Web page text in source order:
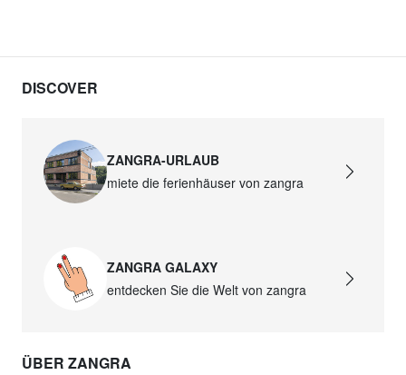
DISCOVER
ZANGRA-URLAUB
miete die ferienhäuser von zangra
ZANGRA GALAXY
entdecken Sie die Welt von zangra
ÜBER ZANGRA